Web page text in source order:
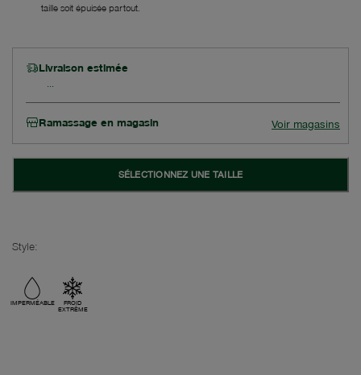
taille soit épuisée partout.
Livraison estimée
Ramassage en magasin Voir magasins
SÉLECTIONNEZ UNE TAILLE
Style:
IMPERMÉABLE
FROID
EXTRÊME